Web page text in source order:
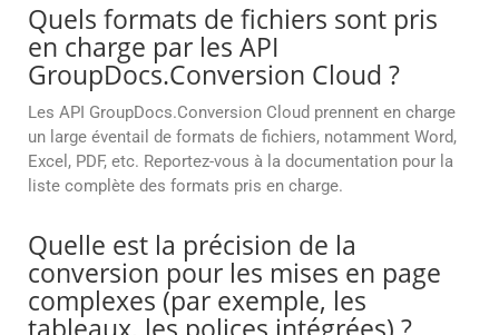
Quels formats de fichiers sont pris
en charge par les API
GroupDocs.Conversion Cloud ?
Les API GroupDocs.Conversion Cloud prennent en charge
un large éventail de formats de fichiers, notamment Word,
Excel, PDF, etc. Reportez-vous à la documentation pour la
liste complète des formats pris en charge.
Quelle est la précision de la
conversion pour les mises en page
complexes (par exemple, les